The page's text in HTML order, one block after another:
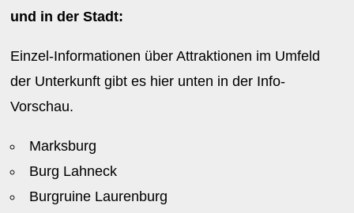
und in der Stadt:
Einzel-Informationen über Attraktionen im Umfeld
der Unterkunft gibt es hier unten in der Info-
Vorschau.
Marksburg
Burg Lahneck
Burgruine Laurenburg